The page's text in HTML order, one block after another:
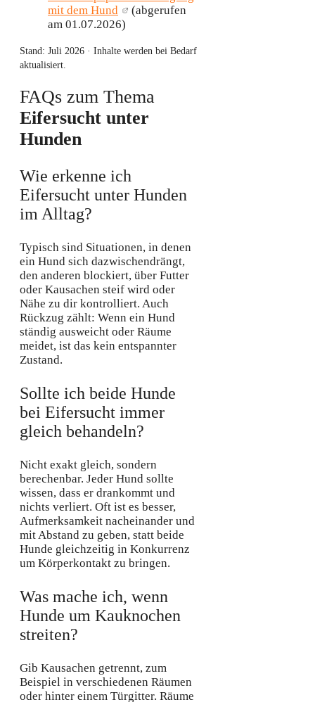
mit dem Hund
(abgerufen
am 01.07.2026)
Stand: Juli 2026 · Inhalte werden bei Bedarf
aktualisiert.
FAQs zum Thema
Eifersucht unter
Hunden
Wie erkenne ich
Eifersucht unter Hunden
im Alltag?
Typisch sind Situationen, in denen
ein Hund sich dazwischendrängt,
den anderen blockiert, über Futter
oder Kausachen steif wird oder
Nähe zu dir kontrolliert. Auch
Rückzug zählt: Wenn ein Hund
ständig ausweicht oder Räume
meidet, ist das kein entspannter
Zustand.
Sollte ich beide Hunde
bei Eifersucht immer
gleich behandeln?
Nicht exakt gleich, sondern
berechenbar. Jeder Hund sollte
wissen, dass er drankommt und
nichts verliert. Oft ist es besser,
Aufmerksamkeit nacheinander und
mit Abstand zu geben, statt beide
Hunde gleichzeitig in Konkurrenz
um Körperkontakt zu bringen.
Was mache ich, wenn
Hunde um Kauknochen
streiten?
Gib Kausachen getrennt, zum
Beispiel in verschiedenen Räumen
oder hinter einem Türgitter. Räume